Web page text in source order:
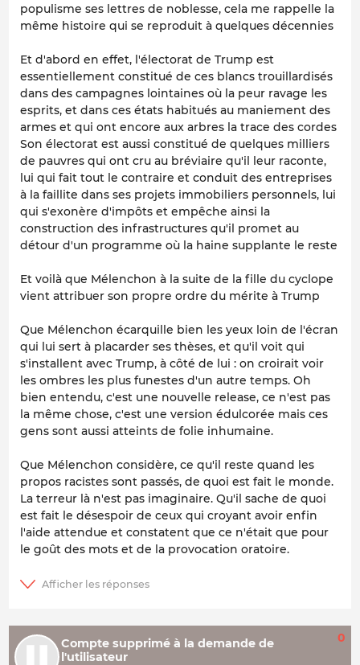
populisme ses lettres de noblesse, cela me rappelle la
même histoire qui se reproduit à quelques décennies
Et d'abord en effet, l'électorat de Trump est
essentiellement constitué de ces blancs trouillardisés
dans des campagnes lointaines où la peur ravage les
esprits, et dans ces états habitués au maniement des
armes et qui ont encore aux arbres la trace des cordes
Son électorat est aussi constitué de quelques milliers
de pauvres qui ont cru au bréviaire qu'il leur raconte,
lui qui fait tout le contraire et conduit des entreprises
à la faillite dans ses projets immobiliers personnels, lui
qui s'exonère d'impôts et empêche ainsi la
construction des infrastructures qu'il promet au
détour d'un programme où la haine supplante le reste
Et voilà que Mélenchon à la suite de la fille du cyclope
vient attribuer son propre ordre du mérite à Trump
Que Mélenchon écarquille bien les yeux loin de l'écran
qui lui sert à placarder ses thèses, et qu'il voit qui
s'installent avec Trump, à côté de lui : on croirait voir
les ombres les plus funestes d'un autre temps. Oh
bien entendu, c'est une nouvelle release, ce n'est pas
la même chose, c'est une version édulcorée mais ces
gens sont aussi atteints de folie inhumaine.
Que Mélenchon considère, ce qu'il reste quand les
propos racistes sont passés, de quoi est fait le monde.
La terreur là n'est pas imaginaire. Qu'il sache de quoi
est fait le désespoir de ceux qui croyant avoir enfin
l'aide attendue et constatent que ce n'était que pour
le goût des mots et de la provocation oratoire.
Compte supprimé à la demande de
l'utilisateur
0